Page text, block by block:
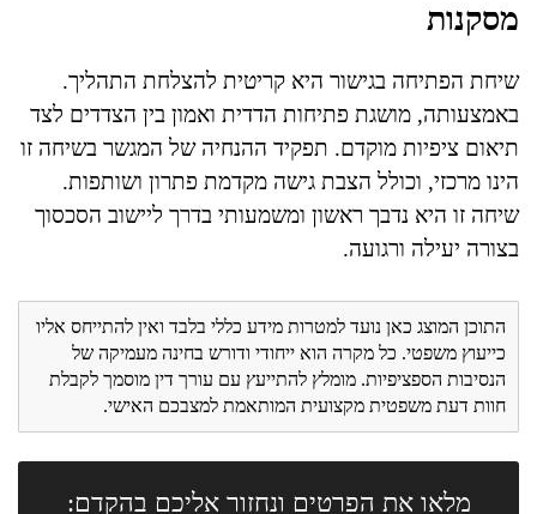
מסקנות
שיחת הפתיחה בגישור היא קריטית להצלחת התהליך.
באמצעותה, מושגת פתיחות הדדית ואמון בין הצדדים לצד
תיאום ציפיות מוקדם. תפקיד ההנחיה של המגשר בשיחה זו
הינו מרכזי, וכולל הצבת גישה מקדמת פתרון ושותפות.
שיחה זו היא נדבך ראשון ומשמעותי בדרך ליישוב הסכסוך
בצורה יעילה ורגועה.
התוכן המוצג כאן נועד למטרות מידע כללי בלבד ואין להתייחס אליו
כייעוץ משפטי. כל מקרה הוא ייחודי ודורש בחינה מעמיקה של
הנסיבות הספציפיות. מומלץ להתייעץ עם עורך דין מוסמך לקבלת
חוות דעת משפטית מקצועית המותאמת למצבכם האישי.
מלאו את הפרטים ונחזור אליכם בהקדם: